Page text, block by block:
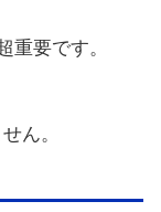
重要です。
ん。